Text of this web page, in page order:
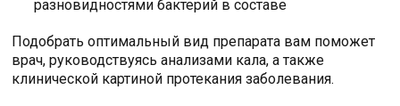
разновидностями бактерий в составе
Подобрать оптимальный вид препарата вам поможет
врач, руководствуясь анализами кала, а также
клинической картиной протекания заболевания.